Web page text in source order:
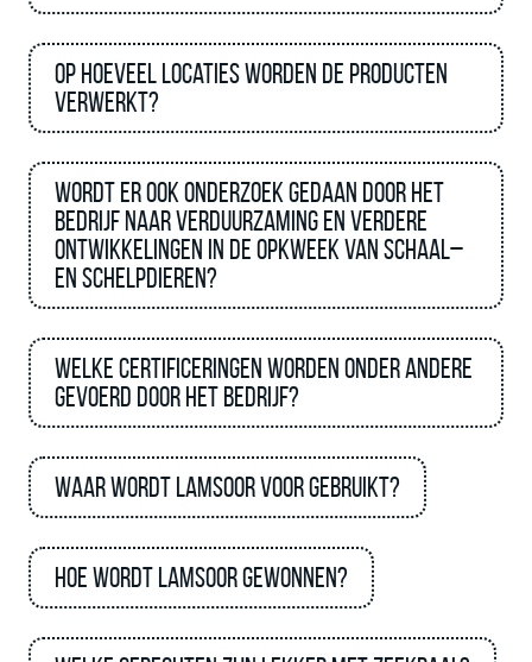
Op hoeveel locaties worden de producten
verwerkt?
Wordt er ook onderzoek gedaan door het
bedrijf naar verduurzaming en verdere
ontwikkelingen in de opkweek van schaal–
en schelpdieren?
Welke certificeringen worden onder andere
gevoerd door het bedrijf?
Waar wordt lamsoor voor gebruikt?
Hoe wordt lamsoor gewonnen?